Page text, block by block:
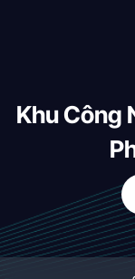
Khu Công